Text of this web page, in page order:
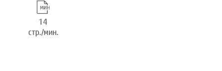
14
стр./мин.